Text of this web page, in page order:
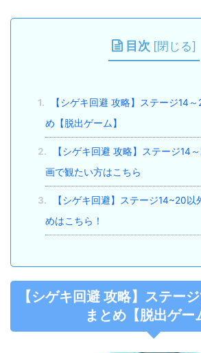
目次 [閉じる]
1.
【シゲキ回避 攻略】ステージ14
め【脱出ゲーム】
2.
【シゲキ回避 攻略】ステージ14
画で観たい方はこちら
3.
【シゲキ回避】ステージ14~20以
めはこちら！
【シゲキ回避 攻略】ステー
まとめ【脱出ゲー